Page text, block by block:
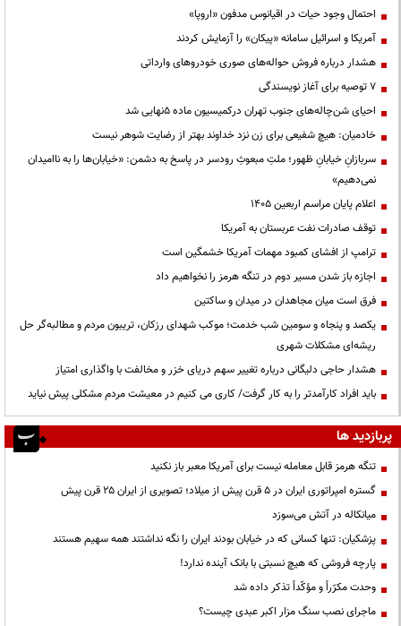
احتمال وجود حیات در اقیانوس مدفون «اروپا»
آمریکا و اسرائیل سامانه «پیکان» را آزمایش کردند
هشدار درباره فروش حواله‌های صوری خودروهای وارداتی
۷ توصیه برای آغاز نویسندگی
احیای شن‌چاله‌های جنوب تهران درکمیسیون ماده ۵نهایی شد
خادمیان: هیچ شفیعی برای زن نزد خداوند بهتر از رضایت شوهر نیست
سربازانِ خیابانِ ظهور؛ ملتِ مبعوثِ رودسر در پاسخ به دشمن: «خیابان‌ها را به ناامیدان
نمی‌دهیم»
اعلام پایان مراسم اربعین ۱۴۰۵
توقف صادرات نفت عربستان به آمریکا
ترامپ از افشای کمبود مهمات آمریکا خشمگین است
اجازه باز شدن مسیر دوم در تنگه هرمز را نخواهیم داد
فرق است میان مجاهدان در میدان و ساکتین
یکصد و پنجاه و سومین شب خدمت؛ موکب شهدای رزکان، تریبون مردم و مطالبه‌گر حل
ریشه‌ای مشکلات شهری
هشدار حاجی دلیگانی درباره تغییر سهم دریای خزر و مخالفت با واگذاری امتیاز
باید افراد کارآمدتر را به کار گرفت/ کاری می کنیم در معیشت مردم مشکلی پیش نیاید
پربازدید ها
تنگه هرمز قابل معامله نیست برای آمریکا معبر باز نکنید
گستره امپراتوری ایران در ۵ قرن پیش از میلاد؛ تصویری از ایران ۲۵ قرن پیش
میانکاله در آتش می‌سوزد
پزشکیان: تنها کسانی که در خیابان بودند ایران را نگه نداشتند همه سهیم هستند
پارچه فروشی که هیچ نسبتی با بانک آینده ندارد!
وحدت مکرّراً و مؤکّداً تذکر داده شد
ماجرای نصب سنگ مزار اکبر عبدی چیست؟